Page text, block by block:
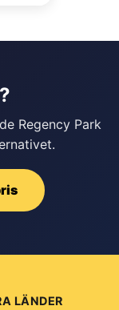
Regency Park
LÄNDER